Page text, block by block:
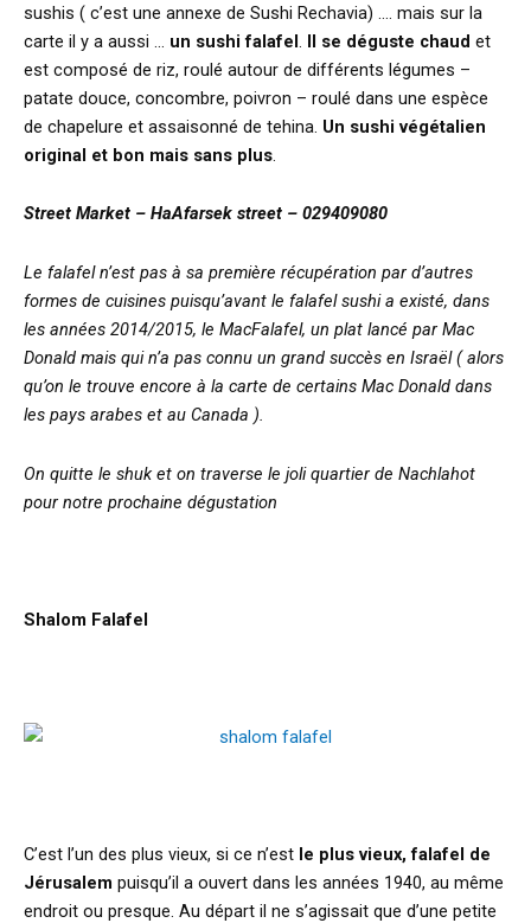
sushis ( c’est une annexe de Sushi Rechavia) …. mais sur la
carte il y a aussi … un sushi falafel. Il se déguste chaud et
est composé de riz, roulé autour de différents légumes –
patate douce, concombre, poivron – roulé dans une espèce
de chapelure et assaisonné de tehina. Un sushi végétalien
original et bon mais sans plus.
Street Market – HaAfarsek street – 029409080
Le falafel n’est pas à sa première récupération par d’autres
formes de cuisines puisqu’avant le falafel sushi a existé, dans
les années 2014/2015, le MacFalafel, un plat lancé par Mac
Donald mais qui n’a pas connu un grand succès en Israël ( alors
qu’on le trouve encore à la carte de certains Mac Donald dans
les pays arabes et au Canada ).
On quitte le shuk et on traverse le joli quartier de Nachlahot
pour notre prochaine dégustation
Shalom Falafel
C’est l’un des plus vieux, si ce n’est le plus vieux, falafel de
Jérusalem puisqu’il a ouvert dans les années 1940, au même
endroit ou presque. Au départ il ne s’agissait que d’une petite